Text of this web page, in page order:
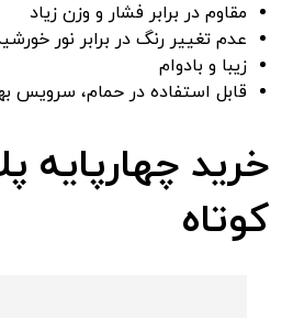
مقاوم در برابر فشار و وزن زیاد
عدم تغییر رنگ در برابر نور
زیبا و بادوام
قابل استفاده در حمام، سرویس
خرید چهارپایه
کوتاه